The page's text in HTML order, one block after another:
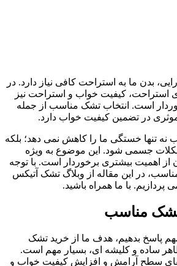
بدن ما به استراحت کافی نیاز دارد. در
استراحت، کیفیت خواب و استراحت نیز
است. انتخاب تشک مناسب از جمله
در تضمین کیفیت خواب دارد.
نه تنها خستگی ما را کاهش نمی دهد؛ بلکه
جسمی شود. این موضوع به ویژه
از اهمیت بیشتری برخوردار است. با توجه
در این مقاله از وبلاگ تشک آتیکس
با ما همراه باشید.
تشک مناسب
مهم پاسخ بدهیم، هدف ما از خرید تشک
ساده و کلیشه ای، بسیار مهم است.
سطح آرامش و افزایش کیفیت خواب و